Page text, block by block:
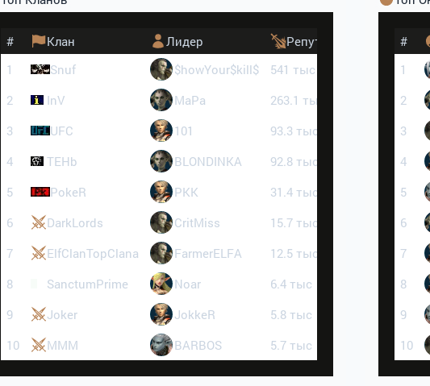
# Клан Лидер Репутация
1
Snuf $howYour$kill$ 541 тыс
2
InV MaPa 263.1 тыс
3
UFC 101 93.3 тыс
4
TEHb BLONDINKA 92.8 тыс
5
PokeR PKK 31.4 тыс
6
DarkLords CritMiss 15.7 тыс
7
ElfClanTopClana FarmerELFA 12.5 тыс
8
SanctumPrime Noar 6.4 тыс
9
Joker JokkeR 5.8 тыс
10
MMM BARBOS 5.7 тыс
#
1
2
3
4
5
6
7
8
9
10